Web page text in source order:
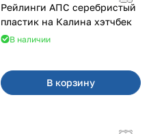
Рейлинги АПС серебристый
пластик на Калина хэтчбек
В наличии
В корзину